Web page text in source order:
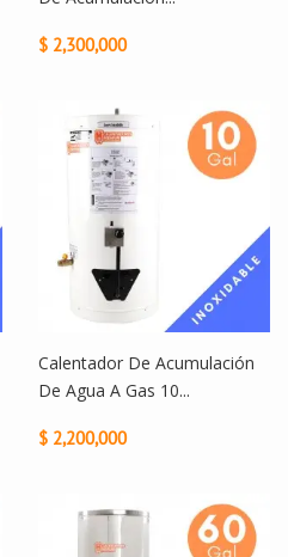
$ 2,300,000
Calentador De Acumulación
De Agua A Gas 10...
$ 2,200,000